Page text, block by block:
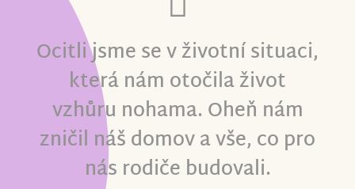
Ocitli jsme se v životní situaci,
která nám otočila život
vzhůru nohama. Oheň nám
zničil náš domov a vše, co pro
nás rodiče budovali.